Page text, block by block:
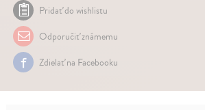
Pridať do wishlistu
Odporučiť známemu
Zdielať na Facebooku